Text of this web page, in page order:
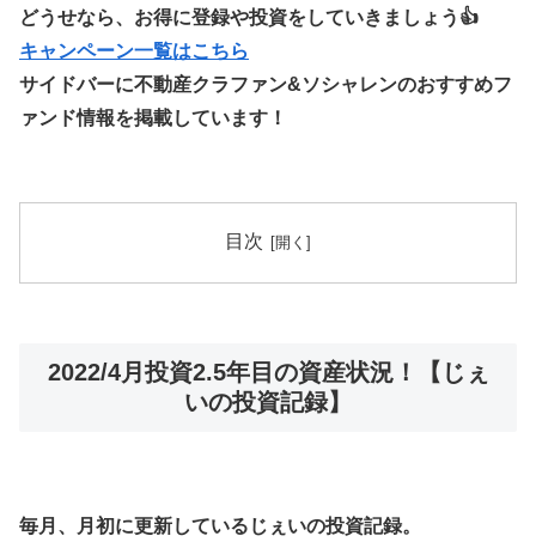
どうせなら、お得に登録や投資をしていきましょう👍
キャンペーン一覧はこちら
サイドバーに不動産クラファン&ソシャレンのおすすめフ
ァンド情報を掲載しています！
目次
2022/4月投資2.5年目の資産状況！【じぇ
いの投資記録】
毎月、月初に更新しているじぇいの投資記録。